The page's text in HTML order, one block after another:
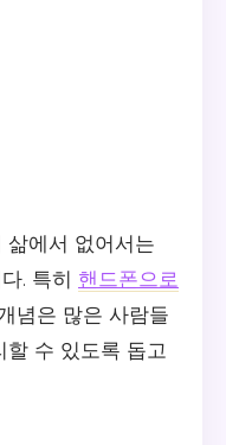
삶에서 없어서는
. 특히 핸드폰으로
념은 많은 사람들
수 있도록 돕고